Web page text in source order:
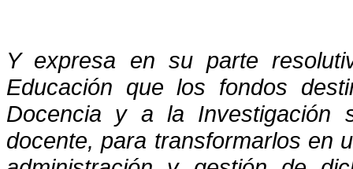
Y expresa en su parte
Educación que los fondos
Docencia y a la Investigación
docente, para transformarlos en